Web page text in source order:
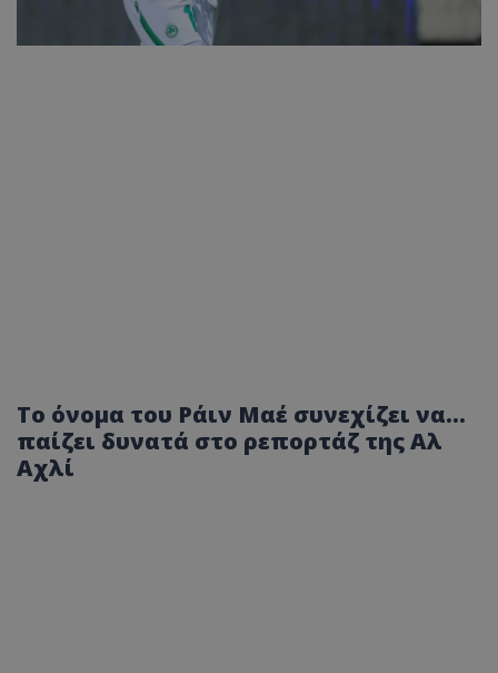
Το όνομα του Ράιν Μαέ συνεχίζει να...
παίζει δυνατά στο ρεπορτάζ της Αλ
Αχλί